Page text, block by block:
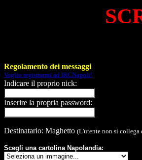
Regolamento dei messaggi
Voglio registrarmi ad IRCNapoli!
Indicare il proprio nick:
Inserire la propria password:
Destinatario: Maghetto (L'utente non si collega
Scegli una cartolina Napolandia: